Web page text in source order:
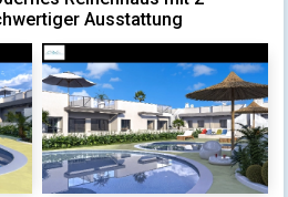
Ausstattung